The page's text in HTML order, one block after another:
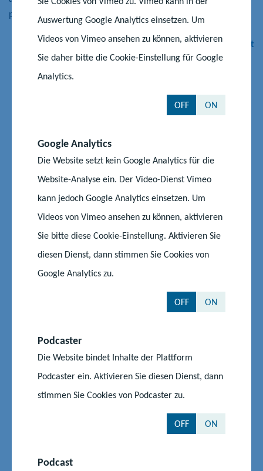
Auswertung Google Analytics einsetzen. Um
Videos von Vimeo ansehen zu können, aktivieren
Sie daher bitte die Cookie-Einstellung für Google
Analytics.
OFF ON
Google Analytics
Die Website setzt kein Google Analytics für die
Website-Analyse ein. Der Video-Dienst Vimeo
kann jedoch Google Analytics einsetzen. Um
Videos von Vimeo ansehen zu können, aktivieren
Sie bitte diese Cookie-Einstellung. Aktivieren Sie
diesen Dienst, dann stimmen Sie Cookies von
Google Analytics zu.
OFF ON
Podcaster
Die Website bindet Inhalte der Plattform
Podcaster ein. Aktivieren Sie diesen Dienst, dann
stimmen Sie Cookies von Podcaster zu.
OFF ON
Podcast
polnische Abitur – das ist in Deutschland einmalig.
Zum Schulporträt
o
r
e
r
g
e
r
S
l
c
s
r
S
i
Schulen mit Polnischangeboten
Schulname Adresse
Grundschule "Am See"
Löcknitz
Am See 10
Ahornstraße 167
Grundschule Penkun
Am Deputatenbruch 6
17328 Penkun
Lindenstraße 112
17419 Ahlbeck